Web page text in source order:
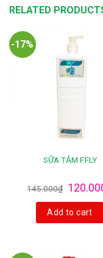
RELATED
-17%
SỮA TẮM F.FLY
145.000₫
Add to cart